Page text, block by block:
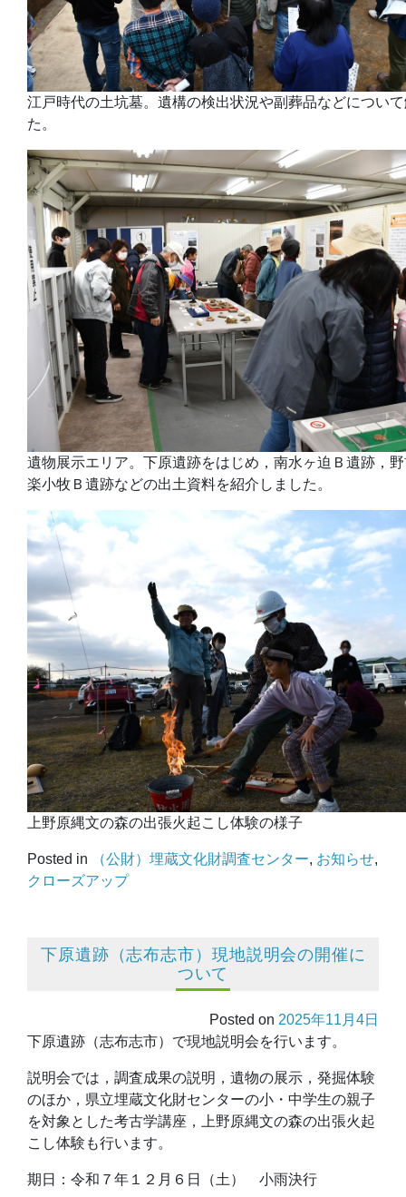
江戸時代の土坑墓。遺構の検出状況や副葬品などについ
た。
遺物展示エリア。下原遺跡をはじめ，南水ヶ迫Ｂ遺跡，
楽小牧Ｂ遺跡などの出土資料を紹介しました。
上野原縄文の森の出張火起こし体験の様子
Posted in （公財）埋蔵文化財調査センター, お知らせ,
クローズアップ
下原遺跡（志布志市）現地説明会の開催に
ついて
Posted on 2025年11月4日
下原遺跡（志布志市）で現地説明会を行います。
説明会では，調査成果の説明，遺物の展示，発掘体験
のほか，県立埋蔵文化財センターの小・中学生の親子
を対象とした考古学講座，上野原縄文の森の出張火起
こし体験も行います。
期日：令和７年１２月６日（土） 小雨決行